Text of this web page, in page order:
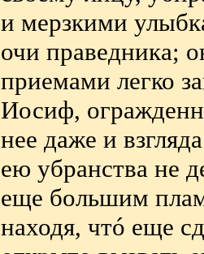
и мерзкими
очи праведника;
приемами легко
Иосиф,
нее даже и
ею убранства не
еще большим
находя, чтó еще